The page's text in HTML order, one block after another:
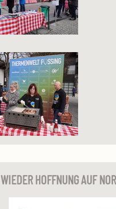
HOFFNUNG AUF